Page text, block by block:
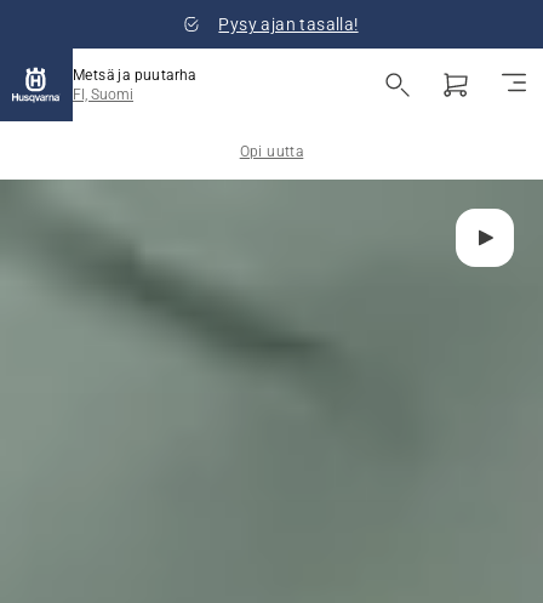
Pysy ajan tasalla!
Metsä ja puutarha
FI, Suomi
Opi uutta